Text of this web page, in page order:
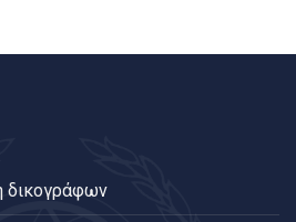
δικογράφων